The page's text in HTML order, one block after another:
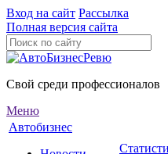
Вход на сайт Рассылка
Полная версия сайта
Свой среди профессионалов
Меню
Автобизнес